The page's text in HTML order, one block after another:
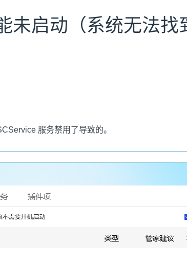
启动（系统无法找
服务禁用了导致的。